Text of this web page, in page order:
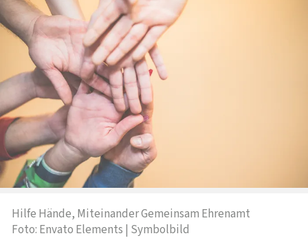
Hilfe Hände, Miteinander Gemeinsam Ehrenamt
Foto: Envato Elements | Symbolbild